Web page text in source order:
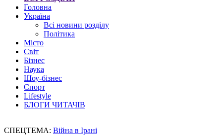
Головна
Україна
Всі новини розділу
Політика
Місто
Світ
Бізнес
Наука
Шоу-бізнес
Спорт
Lifestyle
БЛОГИ ЧИТАЧІВ
СПЕЦТЕМА: Війна в Ірані